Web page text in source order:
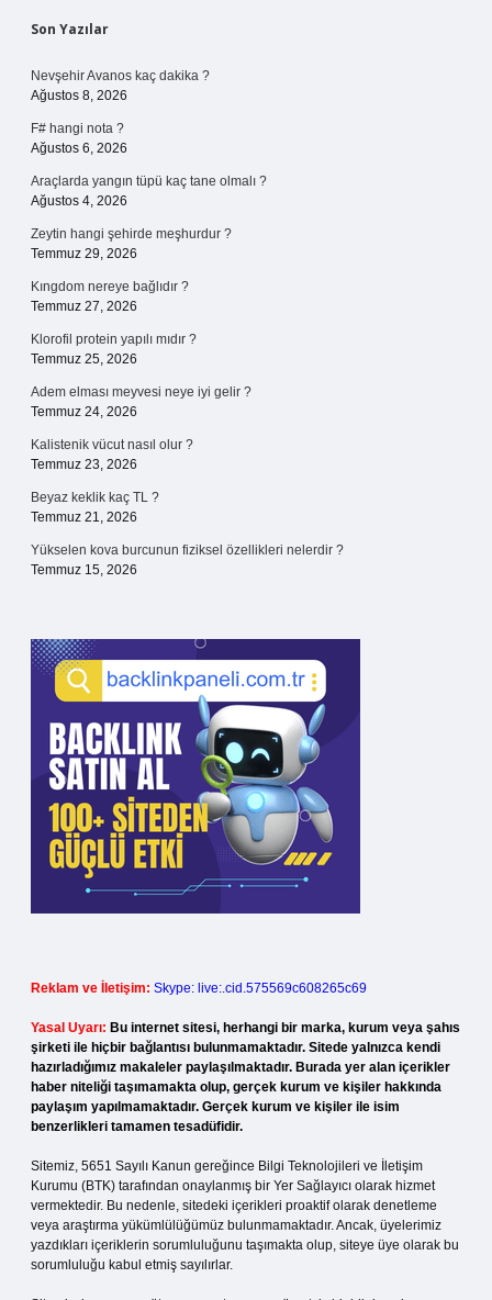
Sidebar
Son Yazılar
Nevşehir Avanos kaç dakika ?
Ağustos 8, 2026
F# hangi nota ?
Ağustos 6, 2026
Araçlarda yangın tüpü kaç tane olmalı ?
Ağustos 4, 2026
Zeytin hangi şehirde meşhurdur ?
Temmuz 29, 2026
Kıngdom nereye bağlıdır ?
Temmuz 27, 2026
Klorofil protein yapılı mıdır ?
Temmuz 25, 2026
Adem elması meyvesi neye iyi gelir ?
Temmuz 24, 2026
Kalistenik vücut nasıl olur ?
Temmuz 23, 2026
Beyaz keklik kaç TL ?
Temmuz 21, 2026
Yükselen kova burcunun fiziksel özellikleri nelerdir ?
Temmuz 15, 2026
Reklam ve İletişim: Skype: live:.cid.575569c608265c69
Yasal Uyarı: Bu internet sitesi, herhangi bir marka, kurum veya şahıs
şirketi ile hiçbir bağlantısı bulunmamaktadır. Sitede yalnızca kendi
hazırladığımız makaleler paylaşılmaktadır. Burada yer alan içerikler
haber niteliği taşımamakta olup, gerçek kurum ve kişiler hakkında
paylaşım yapılmamaktadır. Gerçek kurum ve kişiler ile isim
benzerlikleri tamamen tesadüfidir.
Sitemiz, 5651 Sayılı Kanun gereğince Bilgi Teknolojileri ve İletişim
Kurumu (BTK) tarafından onaylanmış bir Yer Sağlayıcı olarak hizmet
vermektedir. Bu nedenle, sitedeki içerikleri proaktif olarak denetleme
veya araştırma yükümlülüğümüz bulunmamaktadır. Ancak, üyelerimiz
yazdıkları içeriklerin sorumluluğunu taşımakta olup, siteye üye olarak bu
sorumluluğu kabul etmiş sayılırlar.